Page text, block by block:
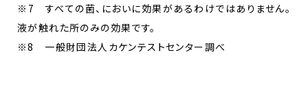
※7 すべての菌、においに効果があるわけではありません。
液が触れた所のみの効果です。
※8 一般財団法人カケンテストセンター調べ